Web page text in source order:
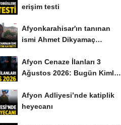
erişim testi
Afyonkarahisar'ın tanınan
ismi Ahmet Dikyamaç
Afyon Cenaze İlanları 3
Ağustos 2026: Bugün Kimler
Afyon Adliyesi’nde katiplik
heyecanı